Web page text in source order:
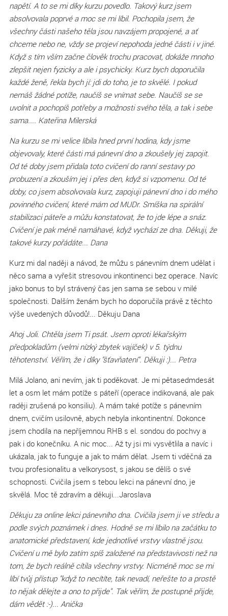
napětí. A to se mi díky kurzu povedlo. Takový kurz jsem
absolvovala poprvé a moc se mi líbil. Pochopila jsem, že
všechny části našeho těla jsou navzájem propojené, a ať
chceme nebo ne, vždy se projeví nepohoda jedné části i v jiné.
Když s tím vším začne člověk trochu pracovat, dokáže mnoho
zlepšit nejen fyzicky a ale i psychicky. Kurz bych doporučila
každé ženě, řekla bych jí: jdi do toho, je to skvělé. I pokud
nemáš žádné potíže, naučíš se vnímat sebe. Naučíš se se
uvolnit a pochopíš potřeby a možnosti svého těla, a tak i sebe
sama.... Kateřina Milerská
Na kurzu se mi velice líbila hned první hodina, kdy jsme
objevovaly, které části má pánevní dno a zkoušely jej zapojit.
Od té doby jsem přidala toto cvičení do ranní sestavy po
probuzení a zkouším jej i přes den, když si vzpomenu. Od té
doby, co jsem absolvovala kurz, zapojuji pánevní dno i do mého
povinného cvičení, které mám od MUDr. Smíška na spirální
stabilizaci páteře a můžu konstatovat, že to jde lépe a snáz.
Cvičení je pak méně namáhavé, když vychází ze dna. Děkuji, že
takové kurzy pořádáte... Dana
Kurz mi dal naději a návod, že můžu s pánevním dnem udělat i
něco sama a vyřešit stresovou inkontinenci bez operace. Navíc
jako bonus to byl strávený čas jen sama se sebou v milé
společnosti. Dalším ženám bych ho doporučila právě z těchto
výše uvedených důvodů!... Děkuju Dana
Ahoj Joli. Chtěla jsem Ti psát. Jsem oproti lékařským
předpokladům (velmi nízký zbytek vajíček) v 5. týdnu
těhotenství. Věřím, že i díky "šťavňatení". Děkuji :)... Petra
Milá Jolano, ani nevím, jak ti poděkovat. Je mi pětasedmdesát
let a osm let mám potíže s páteří (operace indikovaná, ale pak
raději zrušená po konsiliu). A mám také potíže s pánevním
dnem, cvičím usilovně, abych nebyla inkontinentní. Dokonce
jsem chodila na nepříjemnou RHB s el. sondou do pochvy a
pak i do konečníku. A nic moc... Až ty jsi mi vysvětlila a navíc i
ukázala, jak to funguje a jak to mám dělat. Jsem ti vděčná za
tvou profesionalitu a velkorysost, s jakou se dělíš o své
schopnosti. Cvičila jsem s tebou lekci na pánevní dno, je
skvělá. Moc tě zdravím a děkuji...Jaroslava
Děkuju za online lekci pánevního dna. Cvičila jsem ji ve středu a
podle svých poznámek i dnes. Hodně se mi líbilo na začátku to
anatomické představení, kde jednotlivé vrstvy vlastně jsou.
Cvičení u mě bylo zatím spíš založené na představivosti než na
tom, že bych reálně cítila všechny vrstvy. Nicméně moc se mi
líbí tvůj přístup "když to necítíte, tak nevadí, neřešte to a prostě
to nějak dělejte a ono to přijde". Tak věřím, že postupně přijde,
dám vědět :-)... Anička